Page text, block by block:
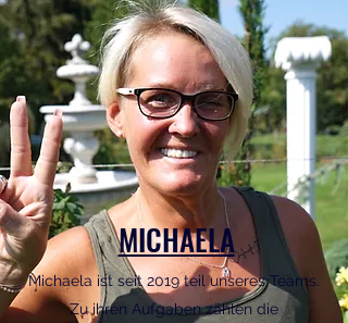
MICHAELA
Michaela ist seit 2019 teil unseres Teams.
Zu ihren Aufgaben zählen die